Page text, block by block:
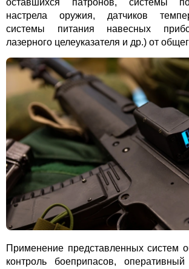
настрела оружия, датчиков
системы питания навесных
лазерного целеуказателя и др.) от
Применение представленных систем
контроль боеприпасов, оперативный